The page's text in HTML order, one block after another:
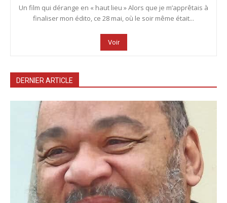
Un film qui dérange en « haut lieu » Alors que je m’apprêtais à
finaliser mon édito, ce 28 mai, où le soir même était...
Voir
DERNIER ARTICLE